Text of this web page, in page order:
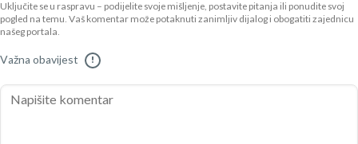
Uključite se u raspravu – podijelite svoje mišljenje, postavite pitanja ili ponudite svoj
pogled na temu. Vaš komentar može potaknuti zanimljiv dijalog i obogatiti zajednicu
našeg portala.
Važna obavijest !